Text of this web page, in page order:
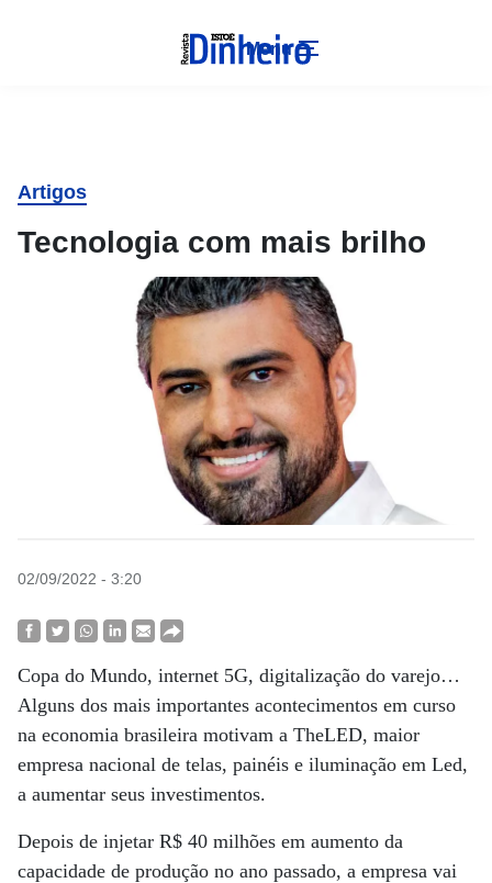
Menu
Artigos
Tecnologia com mais brilho
02/09/2022 - 3:20
Copa do Mundo, internet 5G, digitalização do varejo…
Alguns dos mais importantes acontecimentos em curso
na economia brasileira motivam a TheLED, maior
empresa nacional de telas, painéis e iluminação em Led,
a aumentar seus investimentos.
Depois de injetar R$ 40 milhões em aumento da
capacidade de produção no ano passado, a empresa vai